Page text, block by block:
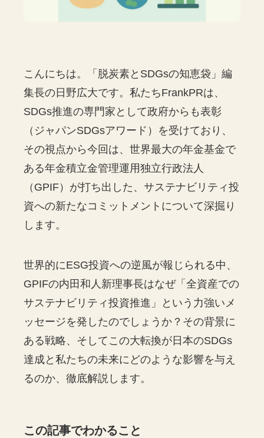
こんにちは。「脱炭素とSDGsの知恵袋」編
集長の日野広大です。私たちFrankPRは、
SDGs推進の専門家として政府からも表彰
（ジャパンSDGsアワード）を受けており、
その視点から今回は、世界最大の年金基金で
ある年金積立金管理運用独立行政法人
（GPIF）が打ち出した、サステナビリティ投
資への新たなコミットメントについて深掘り
します。
世界的にESG投資への逆風が報じられる中、
GPIFの内田和人新理事長はなぜ「全資産での
サステナビリティ投資推進」という力強いメ
ッセージを発したのでしょうか？その背景に
ある戦略、そしてこの大転換が日本のSDGs
達成と私たちの未来にどのような影響を与え
るのか、徹底解説します。
この記事でわかること